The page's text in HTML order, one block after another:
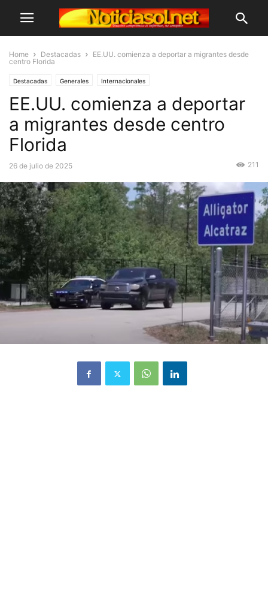
Home Destacadas
EE.UU. comienza a deportar a migrantes desde
centro Florida
Destacadas Generales Internacionales
EE.UU. comienza a deportar
a migrantes desde centro
Florida
26 de julio de 2025 211